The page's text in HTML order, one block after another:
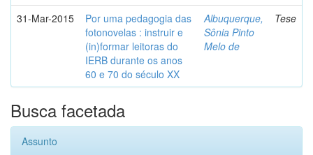
31-Mar-2015
Por uma pedagogia das
fotonovelas : instruir e
(in)formar leitoras do
IERB durante os anos
60 e 70 do século XX
Albuquerque,
Sônia Pinto
Melo de
Tese
Busca facetada
Assunto